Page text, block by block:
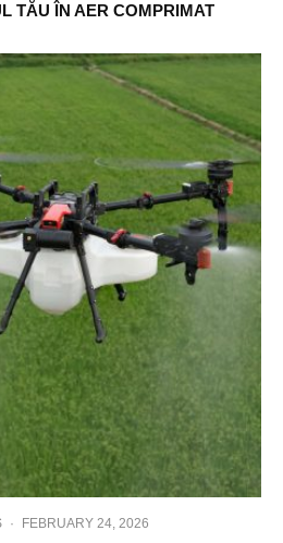
TĂU ÎN AER COMPRIMAT
· FEBRUARY 24, 2026